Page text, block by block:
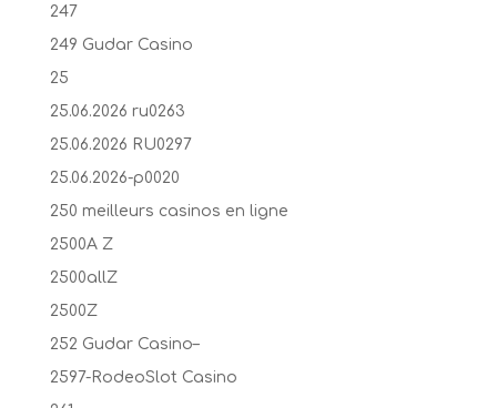
247
249 Gudar Casino
25
25.06.2026 ru0263
25.06.2026 RU0297
25.06.2026-p0020
250 meilleurs casinos en ligne
2500A Z
2500allZ
2500Z
252 Gudar Casino–
2597-RodeoSlot Casino